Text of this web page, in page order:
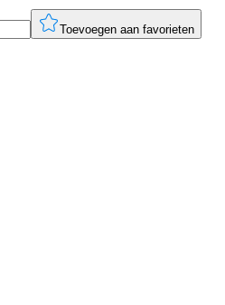
Toevoegen aan favorieten